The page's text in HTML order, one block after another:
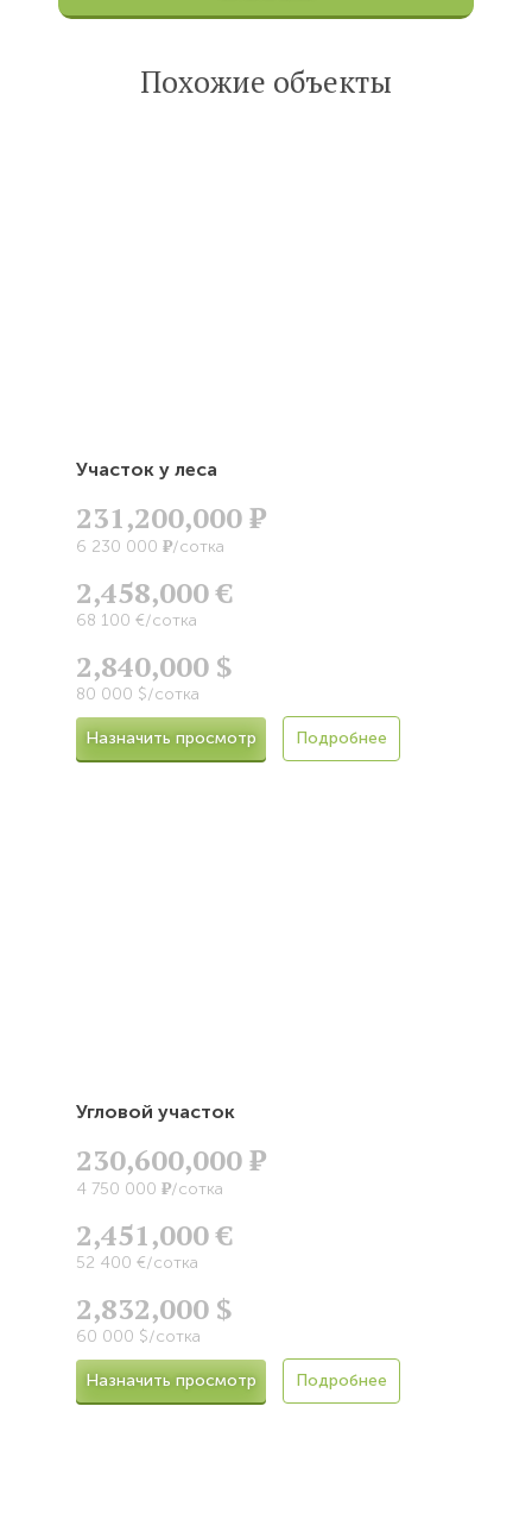
Опубликована:
Похожие объекты
Участок у леса
231,200,000Р
6 230 000 Р/сотка
2,458,000 €
68 100 €/сотка
2,840,000 $
80 000 $/сотка
Назначить просмотр Подробнее
Угловой участок
230,600,000Р
4 750 000 Р/сотка
2,451,000 €
52 400 €/сотка
2,832,000 $
60 000 $/сотка
Назначить просмотр Подробнее